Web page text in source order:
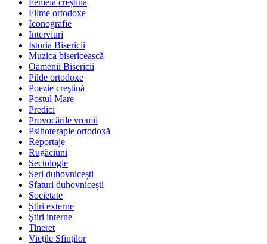
Filme ortodoxe
Iconografie
Interviuri
Istoria Bisericii
Muzica bisericească
Oamenii Bisericii
Pilde ortodoxe
Poezie creştină
Postul Mare
Predici
Provocările vremii
Psihoterapie ortodoxă
Reportaje
Rugăciuni
Sectologie
Seri duhovnicești
Sfaturi duhovnicești
Societate
Știri externe
Ştiri interne
Tineret
Vieţile Sfinţilor